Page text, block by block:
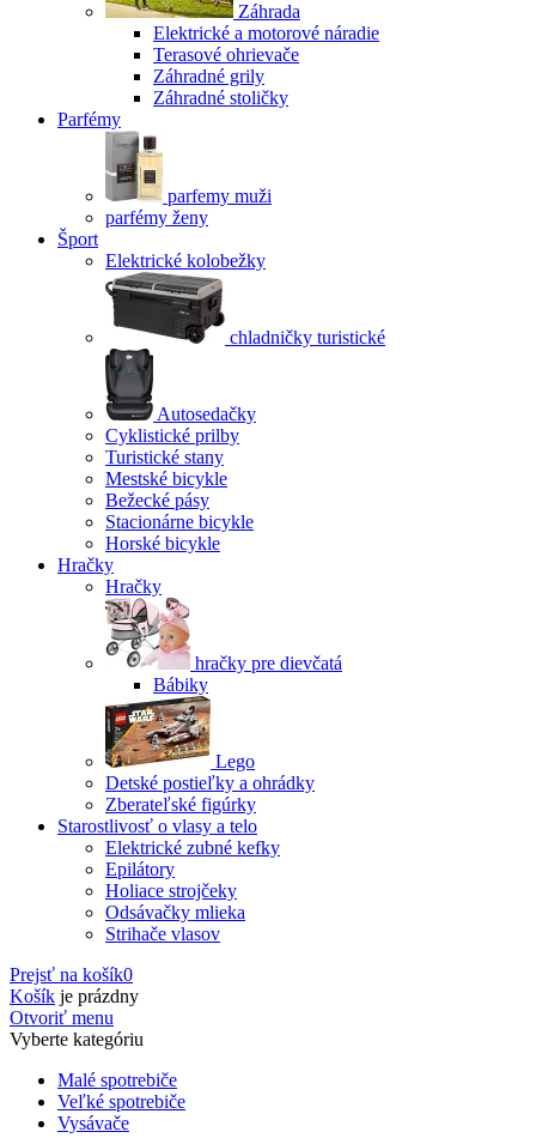
Záhrada
Elektrické a motorové náradie
Terasové ohrievače
Záhradné grily
Záhradné stoličky
Parfémy
parfemy muži
parfémy ženy
Šport
Elektrické kolobežky
chladničky turistické
Autosedačky
Cyklistické prilby
Turistické stany
Mestské bicykle
Bežecké pásy
Stacionárne bicykle
Horské bicykle
Hračky
Hračky
hračky pre dievčatá
Bábiky
Lego
Detské postieľky a ohrádky
Zberateľské figúrky
Starostlivosť o vlasy a telo
Elektrické zubné kefky
Epilátory
Holiace strojčeky
Odsávačky mlieka
Strihače vlasov
Prejsť na košík0
Košík je prázdny
Otvoriť menu
Vyberte kategóriu
Malé spotrebiče
Veľké spotrebiče
Vysávače